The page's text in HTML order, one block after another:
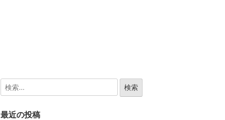
最近の投稿